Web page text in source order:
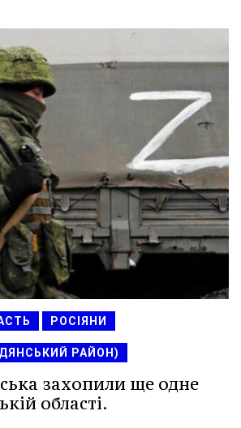
РОСІЯНИ
РАЙОН)
захопили ще одне
області.